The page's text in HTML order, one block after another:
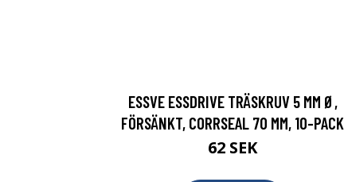
ESSVE ESSDRIVE TRÄSKRUV 5 MM Ø,
FÖRSÄNKT, CORRSEAL 70 MM, 10-PACK
62 SEK